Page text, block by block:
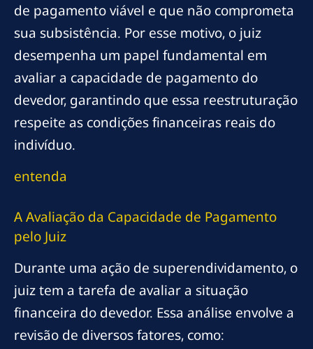
de pagamento viável e que não comprometa
sua subsistência. Por esse motivo, o juiz
desempenha um papel fundamental em
avaliar a capacidade de pagamento do
devedor, garantindo que essa reestruturação
respeite as condições financeiras reais do
indivíduo.
entenda
A Avaliação da Capacidade de Pagamento
pelo Juiz
Durante uma ação de superendividamento, o
juiz tem a tarefa de avaliar a situação
financeira do devedor. Essa análise envolve a
revisão de diversos fatores, como: